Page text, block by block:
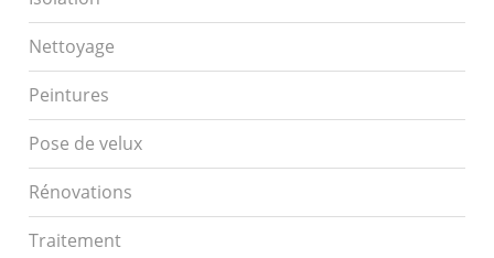
Nettoyage
Peintures
Pose de velux
Rénovations
Traitement